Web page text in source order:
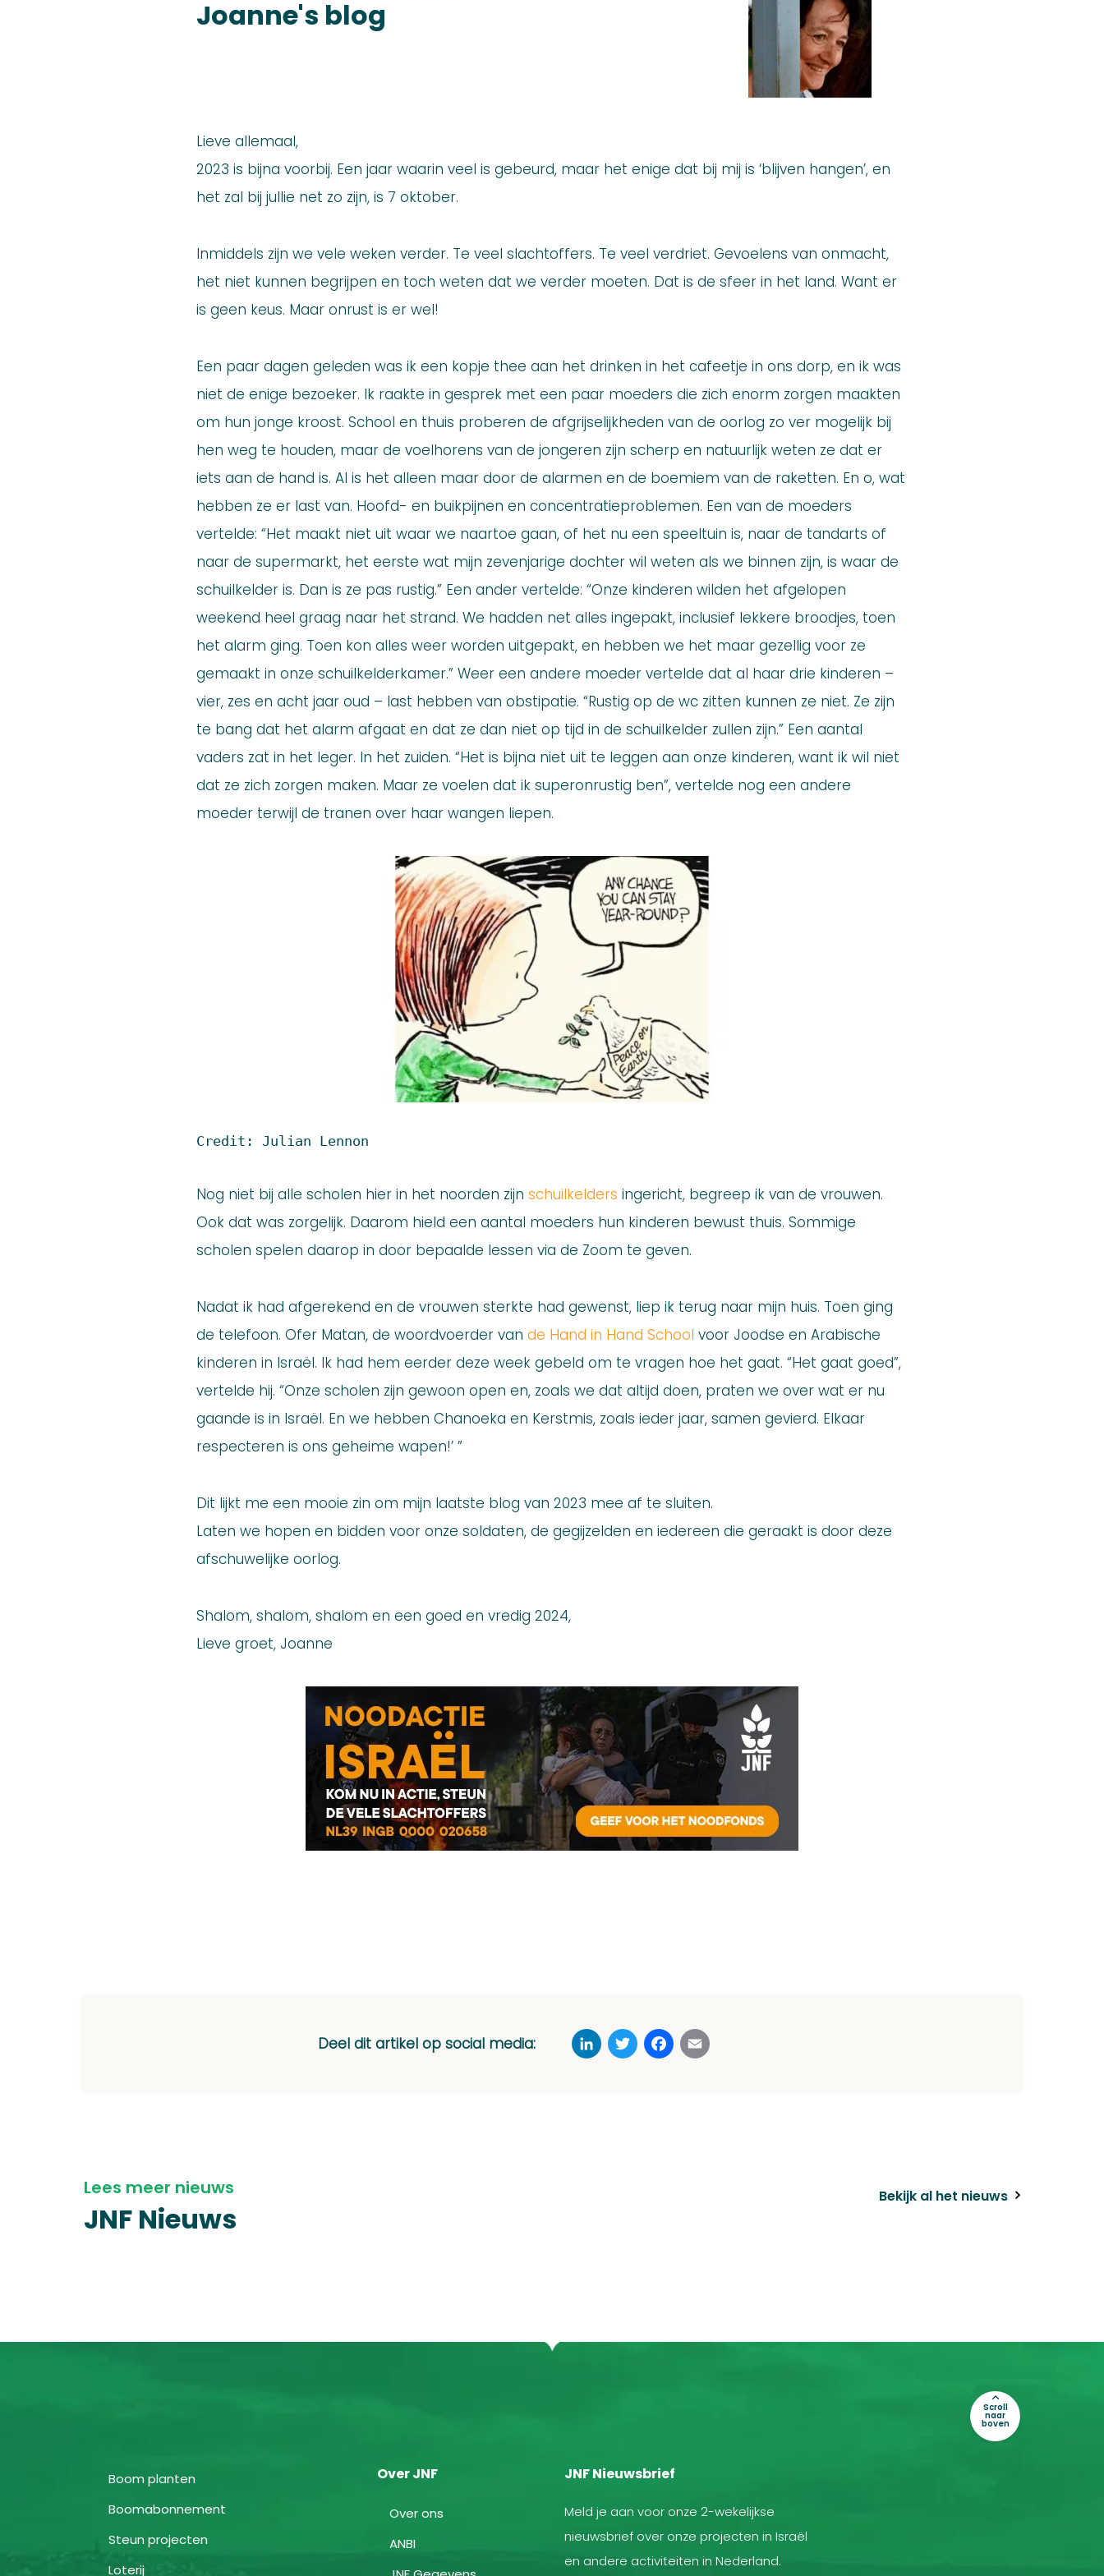
Joanne's blog
Lieve allemaal,
2023 is bijna voorbij. Een jaar waarin veel is gebeurd, maar het enige dat bij mij is ‘blijven hangen’, en
het zal bij jullie net zo zijn, is 7 oktober.
Inmiddels zijn we vele weken verder. Te veel slachtoffers. Te veel verdriet. Gevoelens van onmacht,
het niet kunnen begrijpen en toch weten dat we verder moeten. Dat is de sfeer in het land. Want er
is geen keus. Maar onrust is er wel!
Een paar dagen geleden was ik een kopje thee aan het drinken in het cafeetje in ons dorp, en ik was
niet de enige bezoeker. Ik raakte in gesprek met een paar moeders die zich enorm zorgen maakten
om hun jonge kroost. School en thuis proberen de afgrijselijkheden van de oorlog zo ver mogelijk bij
hen weg te houden, maar de voelhorens van de jongeren zijn scherp en natuurlijk weten ze dat er
iets aan de hand is. Al is het alleen maar door de alarmen en de boemiem van de raketten. En o, wat
hebben ze er last van. Hoofd- en buikpijnen en concentratieproblemen. Een van de moeders
vertelde: “Het maakt niet uit waar we naartoe gaan, of het nu een speeltuin is, naar de tandarts of
naar de supermarkt, het eerste wat mijn zevenjarige dochter wil weten als we binnen zijn, is waar de
schuilkelder is. Dan is ze pas rustig.” Een ander vertelde: “Onze kinderen wilden het afgelopen
weekend heel graag naar het strand. We hadden net alles ingepakt, inclusief lekkere broodjes, toen
het alarm ging. Toen kon alles weer worden uitgepakt, en hebben we het maar gezellig voor ze
gemaakt in onze schuilkelderkamer.” Weer een andere moeder vertelde dat al haar drie kinderen –
vier, zes en acht jaar oud – last hebben van obstipatie. “Rustig op de wc zitten kunnen ze niet. Ze zijn
te bang dat het alarm afgaat en dat ze dan niet op tijd in de schuilkelder zullen zijn.” Een aantal
vaders zat in het leger. In het zuiden. “Het is bijna niet uit te leggen aan onze kinderen, want ik wil niet
dat ze zich zorgen maken. Maar ze voelen dat ik superonrustig ben”, vertelde nog een andere
moeder terwijl de tranen over haar wangen liepen.
Credit: Julian Lennon
Nog niet bij alle scholen hier in het noorden zijn schuilkelders ingericht, begreep ik van de vrouwen.
Ook dat was zorgelijk. Daarom hield een aantal moeders hun kinderen bewust thuis. Sommige
scholen spelen daarop in door bepaalde lessen via de Zoom te geven.
Nadat ik had afgerekend en de vrouwen sterkte had gewenst, liep ik terug naar mijn huis. Toen ging
de telefoon. Ofer Matan, de woordvoerder van de Hand in Hand School voor Joodse en Arabische
kinderen in Israël. Ik had hem eerder deze week gebeld om te vragen hoe het gaat. “Het gaat goed”,
vertelde hij. “Onze scholen zijn gewoon open en, zoals we dat altijd doen, praten we over wat er nu
gaande is in Israël. En we hebben Chanoeka en Kerstmis, zoals ieder jaar, samen gevierd. Elkaar
respecteren is ons geheime wapen!’ ”
Dit lijkt me een mooie zin om mijn laatste blog van 2023 mee af te sluiten.
Laten we hopen en bidden voor onze soldaten, de gegijzelden en iedereen die geraakt is door deze
afschuwelijke oorlog.
Shalom, shalom, shalom en een goed en vredig 2024,
Lieve groet, Joanne
Deel dit artikel op social media:
LinkedInTwitterFacebook
Lees meer nieuws
JNF Nieuws
Bekijk al het nieuws
Boom planten
Boomabonnement
Steun projecten
Loterij
Over JNF
Over ons
ANBI
Scroll
naar
boven
JNF Nieuwsbrief
Meld je aan voor onze 2-wekelijkse
nieuwsbrief over onze projecten in Israël
en andere activiteiten in Nederland.